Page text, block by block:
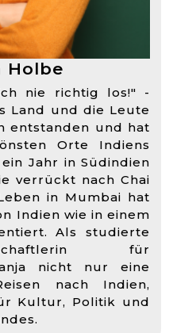
Holbe
nie richtig los!" -
Land und die Leute
entstanden und hat
Orte Indiens
Jahr in Südindien
verrückt nach Chai
in Mumbai hat
Indien wie in einem
Als studierte
für
nicht nur eine
nach Indien,
Kultur, Politik und